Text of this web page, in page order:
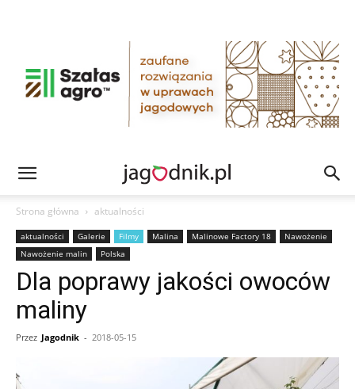
Strona główna aktualności
aktualności Galerie Filmy Malina Malinowe Factory 18
Nawożenie
Nawożenie malin
Polska
Dla poprawy jakości owoców
maliny
Przez Jagodnik - 2018-05-15